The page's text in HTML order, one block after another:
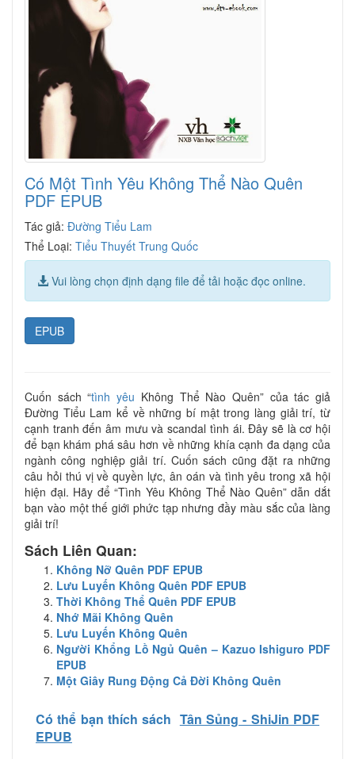
Có Một Tình Yêu Không Thể Nào Quên
PDF EPUB
Tác giả: Đường Tiểu Lam
Thể Loại: Tiểu Thuyết Trung Quốc
Vui lòng chọn định dạng file để tải hoặc đọc online.
EPUB
Cuốn sách “tình yêu Không Thể Nào Quên” của tác giả
Đường Tiểu Lam kể về những bí mật trong làng giải trí, từ
cạnh tranh đến âm mưu và scandal tình ái. Đây sẽ là cơ hội
để bạn khám phá sâu hơn về những khía cạnh đa dạng của
ngành công nghiệp giải trí. Cuốn sách cũng đặt ra những
câu hỏi thú vị về quyền lực, ân oán và tình yêu trong xã hội
hiện đại. Hãy để “Tình Yêu Không Thể Nào Quên” dẫn dắt
bạn vào một thế giới phức tạp nhưng đầy màu sắc của làng
giải trí!
Sách Liên Quan:
Không Nỡ Quên PDF EPUB
Lưu Luyến Không Quên PDF EPUB
Thời Không Thể Quên PDF EPUB
Nhớ Mãi Không Quên
Lưu Luyến Không Quên
Người Khổng Lồ Ngủ Quên – Kazuo Ishiguro PDF
EPUB
Một Giây Rung Động Cả Đời Không Quên
Có thể bạn thích sách Tân Sủng - ShiJin PDF
EPUB